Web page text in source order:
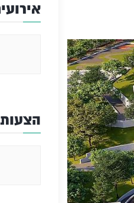
הצעות